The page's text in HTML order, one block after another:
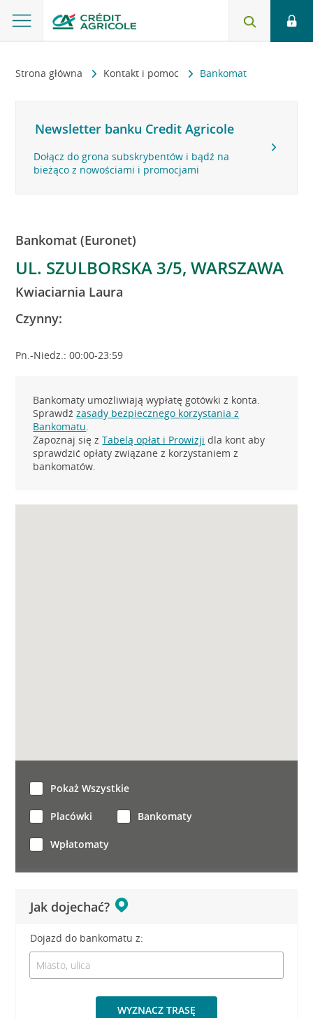
Strona główna Kontakt i pomoc Bankomat
Newsletter banku Credit Agricole
Dołącz do grona subskrybentów i bądź na
bieżąco z nowościami i promocjami
Bankomat (Euronet)
UL. SZULBORSKA 3/5, WARSZAWA
Kwiaciarnia Laura
Czynny:
Pn.-Niedz.: 00:00-23:59
Bankomaty umożliwiają wypłatę gotówki z konta.
Sprawdźzasady bezpiecznego korzystania z
Bankomatu.
Zapoznaj się zTabelą opłat i Prowizji dla kont aby
sprawdzić opłaty związane z korzystaniem z
bankomatów.
Jak dojechać?
Dojazd do bankomatu z:
WYZNACZ TRASĘ
Pokaż Wszystkie
Placówki Bankomaty
Wpłatomaty